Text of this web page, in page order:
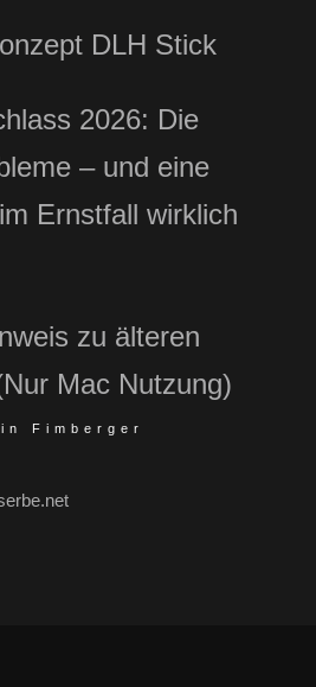
DLH Stick
2026: Die
– und eine
Ernstfall wirklich
zu älteren
Mac Nutzung)
Fimberger